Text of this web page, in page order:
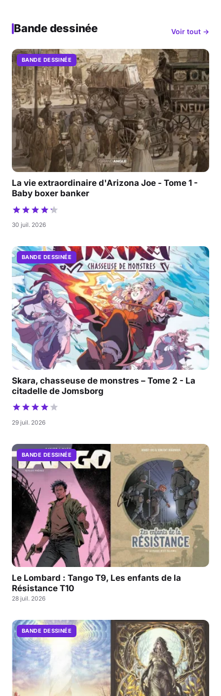
Bande dessinée Voir tout →
BANDE DESSINÉE
La vie extraordinaire d'Arizona Joe - Tome 1 -
Baby boxer banker
30 juil. 2026
BANDE DESSINÉE
Skara, chasseuse de monstres – Tome 2 - La
citadelle de Jomsborg
29 juil. 2026
BANDE DESSINÉE
Le Lombard : Tango T9, Les enfants de la
Résistance T10
28 juil. 2026
BANDE DESSINÉE